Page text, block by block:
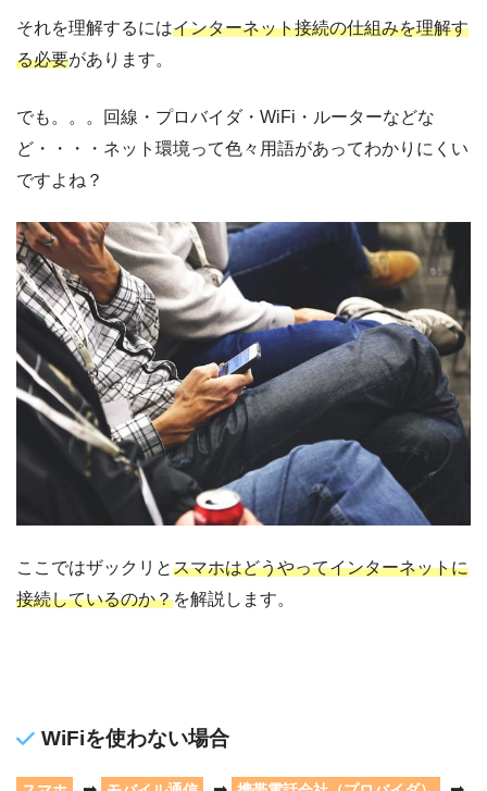
それを理解するにはインターネット接続の仕組みを理解す
る必要があります。
でも。。。回線・プロバイダ・WiFi・ルーターなどな
ど・・・・ネット環境って色々用語があってわかりにくい
ですよね？
ここではザックリとスマホはどうやってインターネットに
接続しているのか？を解説します。
WiFiを使わない場合